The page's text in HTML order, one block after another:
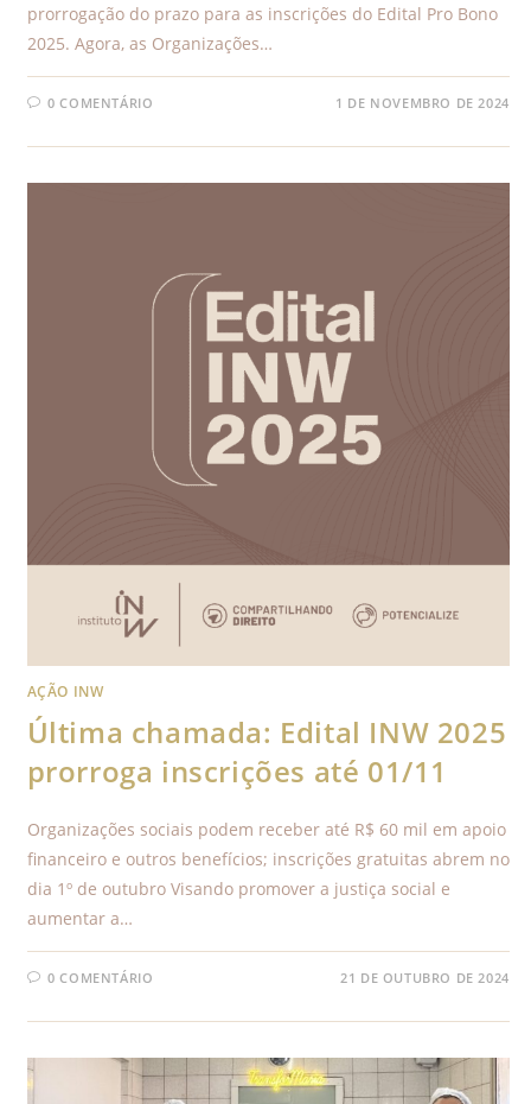
prorrogação do prazo para as inscrições do Edital Pro Bono
2025. Agora, as Organizações…
0 COMENTÁRIO 1 DE NOVEMBRO DE 2024
AÇÃO INW
Última chamada: Edital INW 2025
prorroga inscrições até 01/11
Organizações sociais podem receber até R$ 60 mil em apoio
financeiro e outros benefícios; inscrições gratuitas abrem no
dia 1º de outubro Visando promover a justiça social e
aumentar a…
0 COMENTÁRIO 21 DE OUTUBRO DE 2024